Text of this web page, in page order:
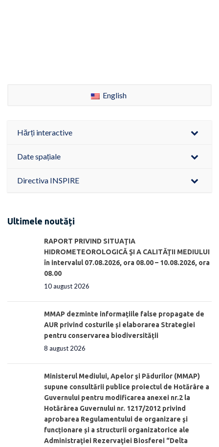
English
Hărți interactive
Date spațiale
Directiva INSPIRE
Ultimele noutăți
RAPORT PRIVIND SITUAŢIA
HIDROMETEOROLOGICĂ ŞI A CALITĂŢII MEDIULUI
în intervalul 07.08.2026, ora 08.00 – 10.08.2026, ora
08.00
10 august 2026
MMAP dezminte informațiile false propagate de
AUR privind costurile și elaborarea Strategiei
pentru conservarea biodiversității
8 august 2026
Ministerul Mediului, Apelor şi Pădurilor (MMAP)
supune consultării publice proiectul de Hotărâre a
Guvernului pentru modificarea anexei nr.2 la
Hotărârea Guvernului nr. 1217/2012 privind
aprobarea Regulamentului de organizare şi
funcționare și a structurii organizatorice ale
Administraţiei Rezervaţiei Biosferei “Delta